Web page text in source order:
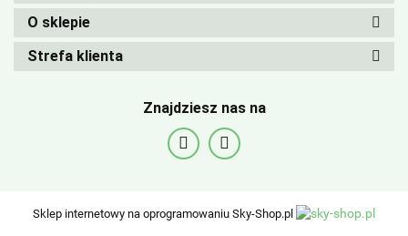
O sklepie
Strefa klienta
Znajdziesz nas na
Sklep internetowy na oprogramowaniu Sky-Shop.pl